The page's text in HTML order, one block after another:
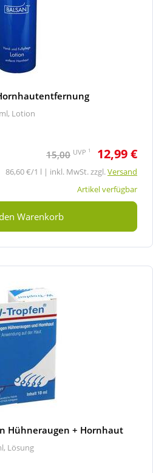
Lotion
15,00 UVP 1 12,99 €
86,60 €/1 l | inkl. MwSt. zzgl.Versand
Artikel verfügbar
Warenkorb
Hühneraugen + Hornhaut
Lösung